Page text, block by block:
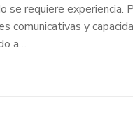
se requiere experiencia.
comunicativas y
a…